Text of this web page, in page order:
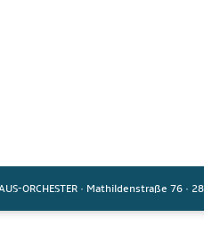
ORCHESTER · Mathildenstraße 76 ·